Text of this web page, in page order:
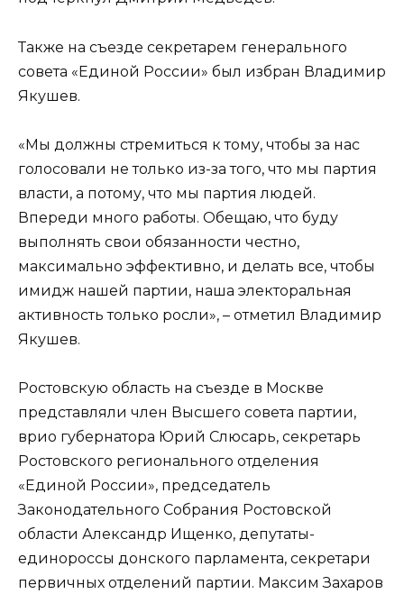
Также на съезде секретарем генерального
совета «Единой России» был избран Владимир
Якушев.
«Мы должны стремиться к тому, чтобы за нас
голосовали не только из-за того, что мы партия
власти, а потому, что мы партия людей.
Впереди много работы. Обещаю, что буду
выполнять свои обязанности честно,
максимально эффективно, и делать все, чтобы
имидж нашей партии, наша электоральная
активность только росли», – отметил Владимир
Якушев.
Ростовскую область на съезде в Москве
представляли член Высшего совета партии,
врио губернатора Юрий Слюсарь, секретарь
Ростовского регионального отделения
«Единой России», председатель
Законодательного Собрания Ростовской
области Александр Ищенко, депутаты-
единороссы донского парламента, секретари
первичных отделений партии. Максим Захаров